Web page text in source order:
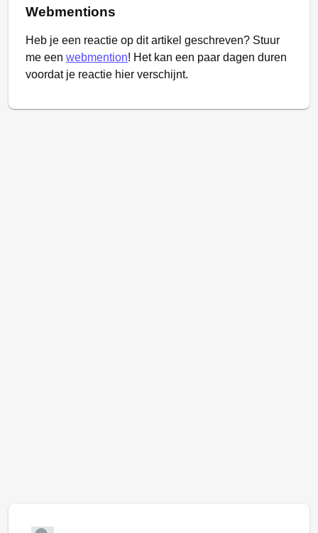
Webmentions
Heb je een reactie op dit artikel geschreven? Stuur
me een webmention! Het kan een paar dagen duren
voordat je reactie hier verschijnt.